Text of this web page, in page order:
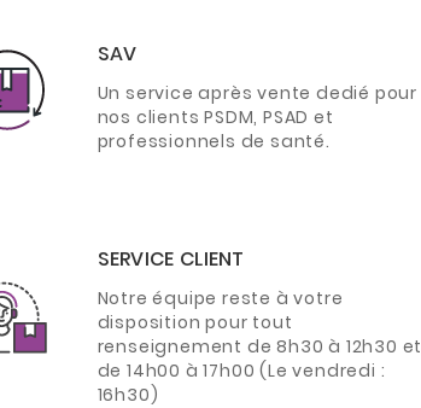
SAV
Un service après vente dedié pour
nos clients PSDM, PSAD et
professionnels de santé.
SERVICE CLIENT
Notre équipe reste à votre
disposition pour tout
renseignement de 8h30 à 12h30 et
de 14h00 à 17h00 (Le vendredi :
16h30)